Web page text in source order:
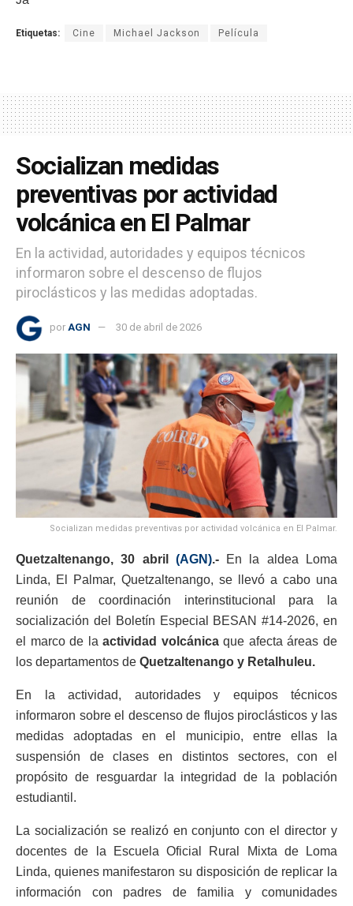
Etiquetas: Cine Michael Jackson Película
Socializan medidas
preventivas por actividad
volcánica en El Palmar
En la actividad, autoridades y equipos técnicos
informaron sobre el descenso de flujos
piroclásticos y las medidas adoptadas.
por AGN 30 de abril de 2026
Socializan medidas preventivas por actividad volcánica en El Palmar.
Quetzaltenango, 30 abril (AGN).-En la aldea Loma
Linda, El Palmar, Quetzaltenango, se llevó a cabo una
reunión de coordinación interinstitucional para la
socialización del Boletín Especial BESAN #14-2026, en
el marco de laactividad volcánicaque afecta áreas de
los departamentos de Quetzaltenango y Retalhuleu.
En la actividad, autoridades y equipos técnicos
informaron sobre el descenso de flujos piroclásticos y las
medidas adoptadas en el municipio, entre ellas la
suspensión de clases en distintos sectores, con el
propósito de resguardar la integridad de la población
estudiantil.
La socialización se realizó en conjunto con el director y
docentes de la Escuela Oficial Rural Mixta de Loma
Linda, quienes manifestaron su disposición de replicar la
información con padres de familia y comunidades